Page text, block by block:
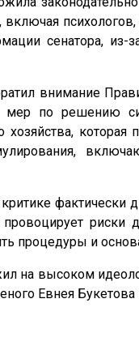
сенатора, из-
внимание
мер по решению
хозяйства,
фактически
риски
процедуры и
на высоком
Евнея